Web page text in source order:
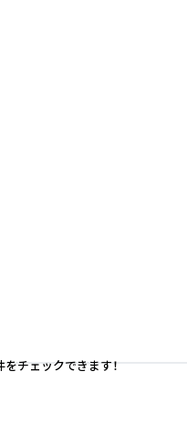
チェックできます！